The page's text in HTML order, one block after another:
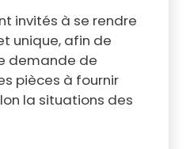
invités à se rendre
unique, afin de
demande de
pièces à fournir
la situations des